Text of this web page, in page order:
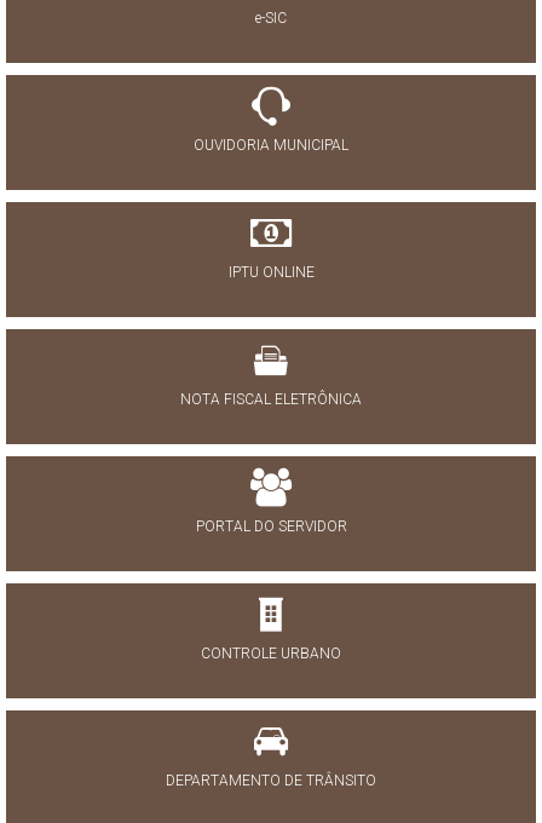
e-SIC
OUVIDORIA MUNICIPAL
IPTU ONLINE
NOTA FISCAL ELETRÔNICA
PORTAL DO SERVIDOR
CONTROLE URBANO
DEPARTAMENTO DE TRÂNSITO